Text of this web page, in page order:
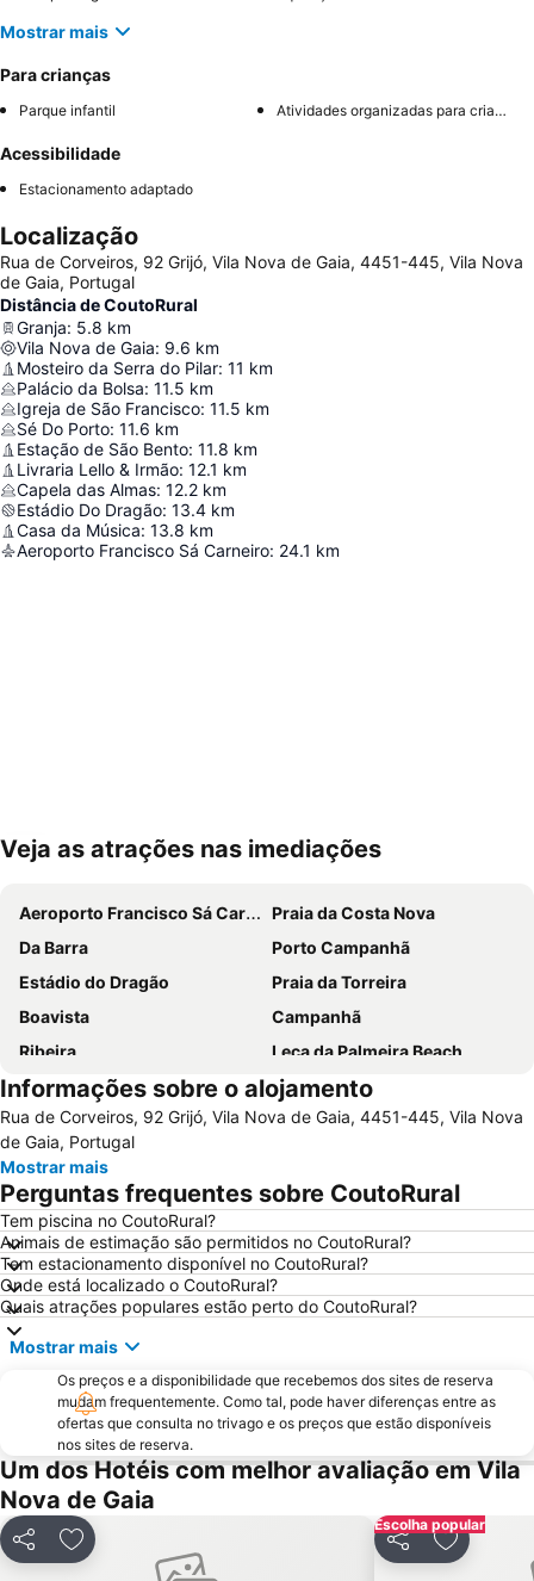
Mostrar mais
Para crianças
Parque infantil Atividades organizadas para crianças
Acessibilidade
Estacionamento adaptado
Localização
Rua de Corveiros, 92 Grijó, Vila Nova de Gaia, 4451-445, Vila Nova
de Gaia, Portugal
Distância de CoutoRural
Granja: 5.8 km
Vila Nova de Gaia: 9.6 km
Mosteiro da Serra do Pilar: 11 km
Palácio da Bolsa: 11.5 km
Igreja de São Francisco: 11.5 km
Sé Do Porto: 11.6 km
Estação de São Bento: 11.8 km
Livraria Lello & Irmão: 12.1 km
Capela das Almas: 12.2 km
Estádio Do Dragão: 13.4 km
Casa da Música: 13.8 km
Aeroporto Francisco Sá Carneiro: 24.1 km
Ampliar mapa
Veja as atrações nas imediações
Aeroporto Francisco Sá Carneiro
Praia da Costa Nova
Da Barra
Porto Campanhã
Estádio do Dragão
Praia da Torreira
Boavista
Campanhã
Ribeira
Leça da Palmeira Beach
Parque aquático de Amarante
Pavilhão Multiusos Gondomar
Praia do Furadouro
Cais de Gaia
Magikland
Norteshopping
Rua Santa Catarina
Baixa
Casa da Música
Parque & Zoo Santo Inácio
Estação São Bento
Aver-o-Mar Beach
Europarque
Hotel Solverde Beach
Ria de Aveiro
Paróquia Sagrada Família da Praia da Barra
Ponte Dom Luís I
da Póvoa de Varzim
da Madalena
Edificio da Alfândega
Aldeia Rural Preservada de Quintandona
Palacio do Freixo
Mindelo Beach
Praia da Cortegaça
Informações sobre o alojamento
Rua de Corveiros, 92 Grijó, Vila Nova de Gaia, 4451-445, Vila Nova
de Gaia, Portugal
Mostrar mais
Perguntas frequentes sobre CoutoRural
Tem piscina no CoutoRural?
Animais de estimação são permitidos no CoutoRural?
Tem estacionamento disponível no CoutoRural?
Onde está localizado o CoutoRural?
Quais atrações populares estão perto do CoutoRural?
Mostrar mais
Os preços e a disponibilidade que recebemos dos sites de reserva
mudam frequentemente. Como tal, pode haver diferenças entre as
ofertas que consulta no trivago e os preços que estão disponíveis
nos sites de reserva.
Um dos Hotéis com melhor avaliação em Vila
Nova de Gaia
PartilharAdicionar aos favoritos
Escolha popular
Partilhar